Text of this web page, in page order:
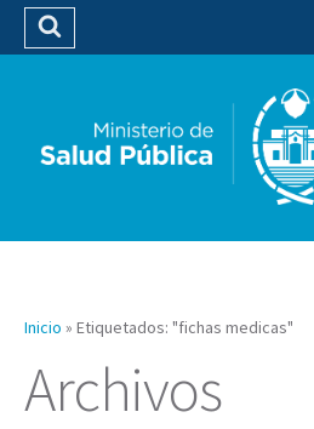
Biblioteca
Buscar
Inicio » Etiquetados: "fichas medicas"
Archivos